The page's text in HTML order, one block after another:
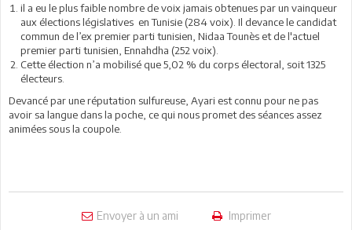
il a eu le plus faible nombre de voix jamais obtenues par un vainqueur
aux élections législatives en Tunisie (284 voix). Il devance le candidat
commun de l’ex premier parti tunisien, Nidaa Tounès et de l'actuel
premier parti tunisien, Ennahdha (252 voix).
Cette élection n’a mobilisé que 5,02 % du corps électoral, soit 1325
électeurs.
Devancé par une réputation sulfureuse, Ayari est connu pour ne pas
avoir sa langue dans la poche, ce qui nous promet des séances assez
animées sous la coupole.
Envoyer à un ami Imprimer